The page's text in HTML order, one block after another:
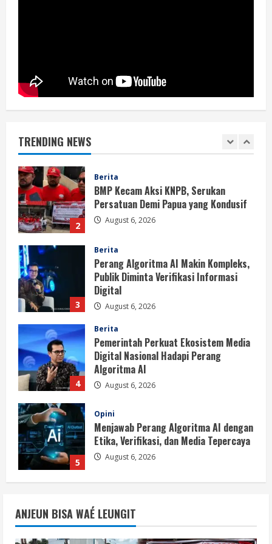
TRENDING NEWS
2
Berita
BMP Kecam Aksi KNPB, Serukan
3
Perang Algoritma AI Makin Kompleks,
Publik Diminta Verifikasi Informasi
Digital
August 6, 2026
4
Berita
Pemerintah Perkuat Ekosistem Media
Digital Nasional Hadapi Perang
Algoritma AI
August 6, 2026
5
Opini
Menjawab Perang Algoritma AI dengan
Etika, Verifikasi, dan Media Tepercaya
August 6, 2026
1
BMP Ajak Masyarakat Tolak Aksi
Anarkis Demi Menjaga Keamanan dan
Pembangunan Papua
August 6, 2026
2
BMP Kecam Aksi KNPB, Serukan
Persatuan Demi Papua yang Kondusif
ANJEUN BISA WAÉ LEUNGIT